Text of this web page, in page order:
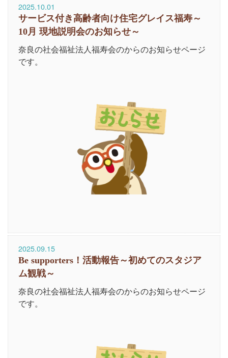
2025.10.01
サービス付き高齢者向け住宅グレイス福寿～
10月 現地説明会のお知らせ～
奈良の社会福祉法人福寿会のからのお知らせページ
です。
2025.09.15
Be supporters！活動報告～初めてのスタジア
ム観戦～
奈良の社会福祉法人福寿会のからのお知らせページ
です。